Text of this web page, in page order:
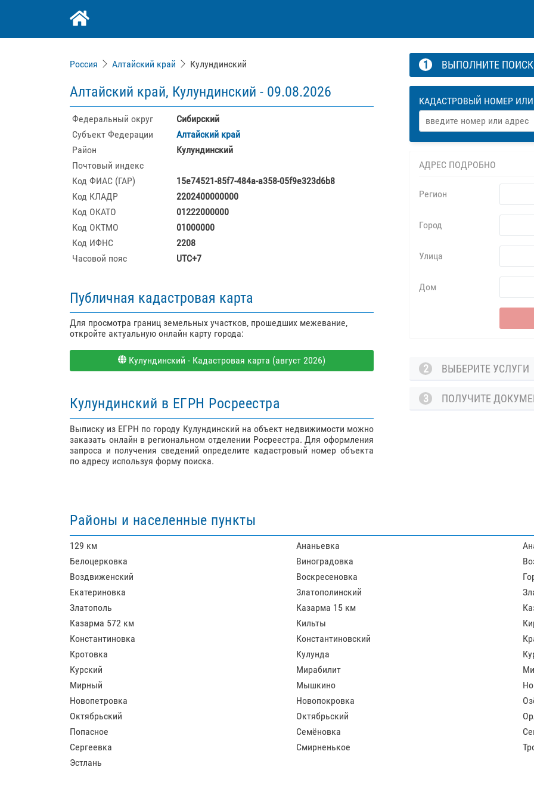
Россия Алтайский край Кулундинский
Алтайский край, Кулундинский - 09.08.2026
Федеральный округ
Сибирский
Субъект Федерации
Алтайский край
Район
Кулундинский
Почтовый индекс
Код ФИАС (ГАР)
15e74521-85f7-484a-a358-05f9e323d6b8
Код КЛАДР
2202400000000
Код ОКАТО
01222000000
Код ОКТМО
01000000
Код ИФНС
2208
Часовой пояс
UTC+7
Публичная кадастровая карта
Для просмотра границ земельных участков, прошедших межевание,
откройте актуальную онлайн карту города:
Кулундинский - Кадастровая карта (август 2026)
Кулундинский в ЕГРН Росреестра
Выписку из ЕГРН по городу Кулундинский на объект недвижимости можно
заказать онлайн в региональном отделении Росреестра. Для оформления
запроса и получения сведений определите кадастровый номер объекта
по адресу используя форму поиска.
1 ВЫПОЛНИТЕ ПОИСК
КАДАСТРОВЫЙ НОМЕР
АДРЕС ПОДРОБНО
Регион
Город
Улица
Дом
2 ВЫБЕРИТЕ УСЛУГИ
3 ПОЛУЧИТЕ
Районы и населенные пункты
129 км Ананьевка
Белоцерковка
Виноградовка
Воздвиженский
Воскресеновка
Екатериновка
Златополинский
Златополь
Казарма 15 км
Казарма 572 км
Кильты
Константиновка
Константиновский
Кротовка
Кулунда
Курский
Мирабилит
Мирный
Мышкино
Новопетровка
Новопокровка
Октябрьский
Октябрьский
Попасное
Семёновка
Сергеевка
Смирненькое
Эстлань